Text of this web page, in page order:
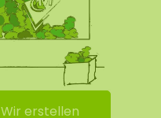
Wir erstellen